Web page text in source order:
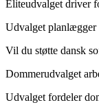
Eliteudvalget driver
Udvalget planlægger
Vil du støtte dansk
Dommerudvalget
Udvalget fordeler